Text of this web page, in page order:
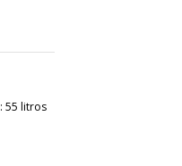
: 55 litros